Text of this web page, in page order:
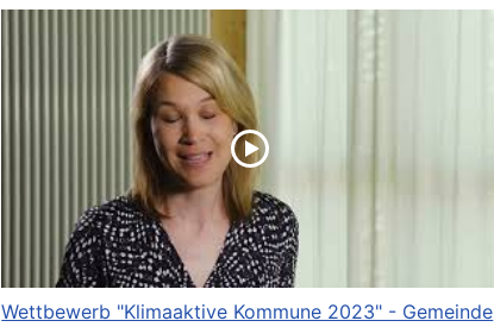
Wettbewerb "Klimaaktive Kommune 2023" - Gemeinde